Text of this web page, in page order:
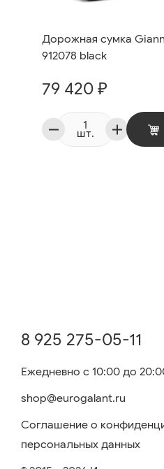
Дорожная сумка
912078 black
79 420 ₽
шт.
8 925 275-05-11
Ежедневно с 10:00 до
shop@eurogalant.ru
Соглашение о
персональных данных